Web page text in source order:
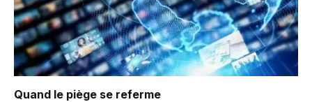
Quand le piège se referme